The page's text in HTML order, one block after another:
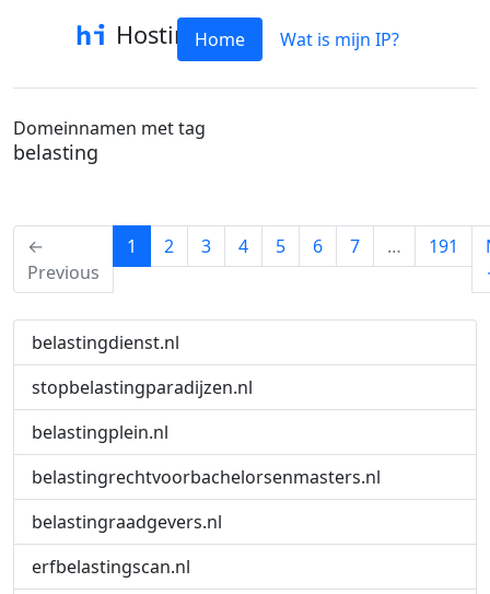
HostinfoHome Wat is mijn IP?
Domeinnamen met tag
belasting
←
Previous
1 (current)
2 3 4 5 6 7 … 191
belastingdienst.nl
stopbelastingparadijzen.nl
belastingplein.nl
belastingrechtvoorbachelorsenmasters.nl
belastingraadgevers.nl
erfbelastingscan.nl